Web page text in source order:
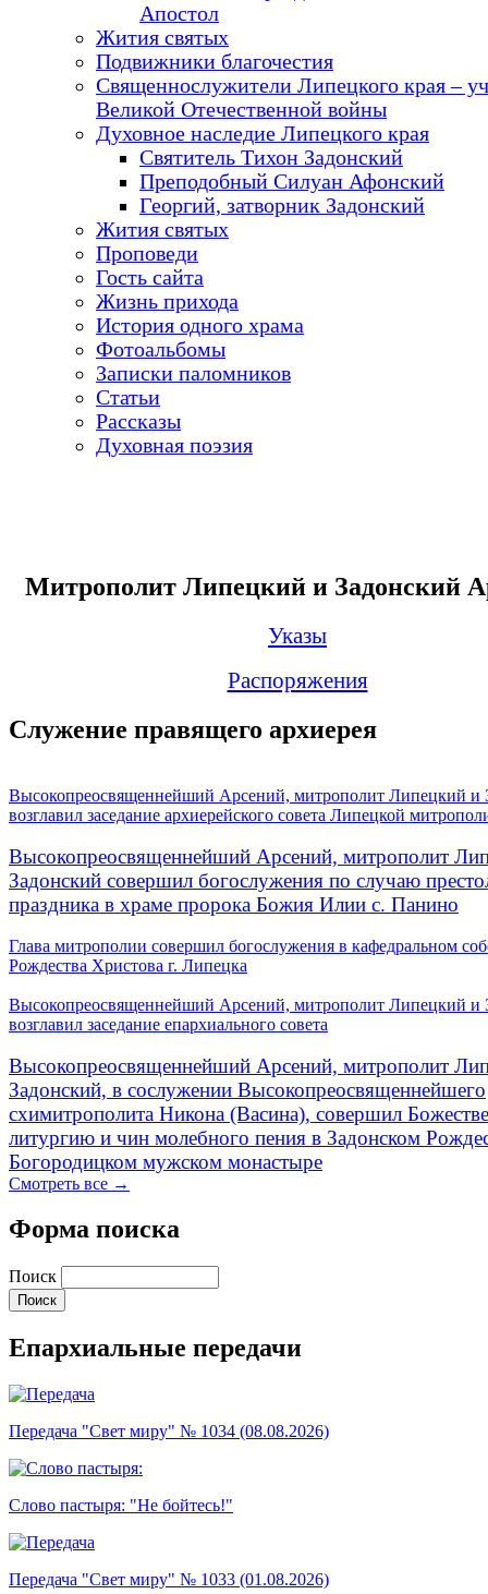
Апостол
Жития святых
Подвижники благочестия
Священнослужители Липецкого края –
Великой Отечественной войны
Духовное наследие Липецкого края
Святитель Тихон Задонский
Преподобный Силуан Афонский
Георгий, затворник Задонский
Жития святых
Проповеди
Гость сайта
Жизнь прихода
История одного храма
Фотоальбомы
Записки паломников
Статьи
Рассказы
Духовная поэзия
Митрополит Липецкий и Задонский
Указы
Распоряжения
Служение правящего архиерея
Высокопреосвященнейший Арсений, митрополит Липецкий и
возглавил заседание архиерейского совета Липецкой
Высокопреосвященнейший Арсений, митрополит
Задонский совершил богослужения по случаю
праздника в храме пророка Божия Илии с. Панино
Глава митрополии совершил богослужения в кафедральном
Рождества Христова г. Липецка
Высокопреосвященнейший Арсений, митрополит Липецкий и
возглавил заседание епархиального совета
Высокопреосвященнейший Арсений, митрополит
Задонский, в сослужении Высокопреосвященнейшего
схимитрополита Никона (Васина), совершил
литургию и чин молебного пения в Задонском
Богородицком мужском монастыре
Смотреть все →
Форма поиска
Поиск
Епархиальные передачи
Передача "Свет миру" № 1034 (08.08.2026)
Слово пастыря: "Не бойтесь!"
Передача "Свет миру" № 1033 (01.08.2026)